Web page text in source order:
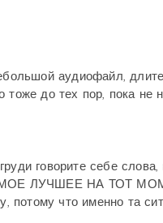
аудиофайл,
до тех пор, пока не
говорите себе
ЛУЧШЕЕ НА ТОТ
что именно та